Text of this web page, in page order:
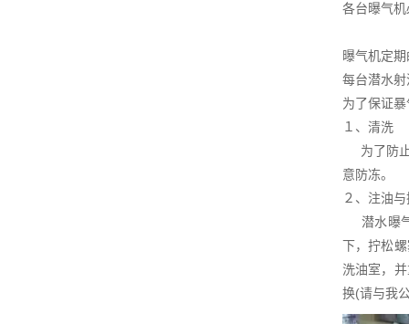
各台曝气
曝气机定
每台潜水
为了保证
１、清洗
为了防止
意防冻。
２、注油
潜水曝气
下，拧松
洗油室，
换(请与我